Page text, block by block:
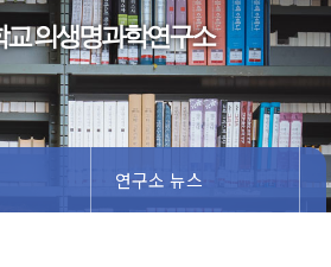
의생명과학연구소
연구소 뉴스